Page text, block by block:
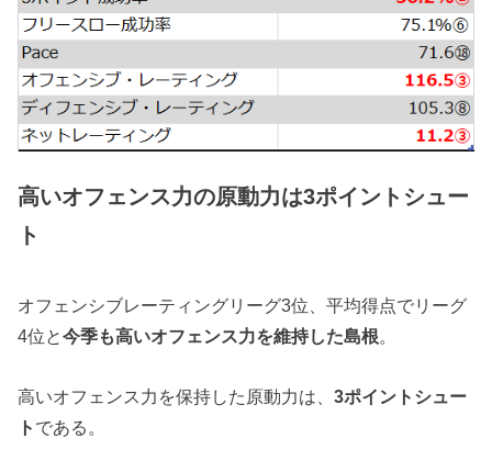
高いオフェンス力の原動力は3ポイントシュー
ト
オフェンシブレーティングリーグ3位、平均得点でリーグ
4位と今季も高いオフェンス力を維持した島根。
高いオフェンス力を保持した原動力は、3ポイントシュー
ト である。